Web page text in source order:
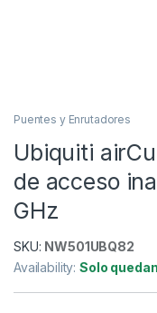
Puentes y Enrutadores
Ubiquiti
de acceso
GHz
SKU: NW501UBQ82
Availability:Solo